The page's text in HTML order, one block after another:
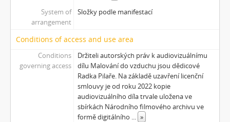
System of
arrangement
Složky podle manifestací
Conditions of access and use area
Conditions
governing access
Držiteli autorských práv k audiovizuálnímu
dílu Malování do vzduchu jsou dědicové
Radka Pilaře. Na základě uzavření licenční
smlouvy je od roku 2022 kopie
audiovizuálního díla trvale uložena ve
sbírkách Národního filmového archivu ve
formě digitálního
»